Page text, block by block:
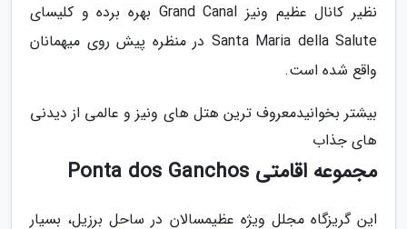
نظیر کانال عظیم ونیز Grand Canal بهره برده و کلیسای
Santa Maria della Salute در منظره پیش روی میهمانان
واقع شده است.
بیشتر بخوانیدمعروف ترین هتل های ونیز و عالمی از دیدنی
های جذاب
مجموعه اقامتی Ponta dos Ganchos
این گریزگاه مجلل ویژه عظیمسالان در ساحل برزیل، بسیار